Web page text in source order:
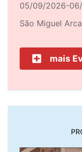
05/09/2026-
São Miguel
mais